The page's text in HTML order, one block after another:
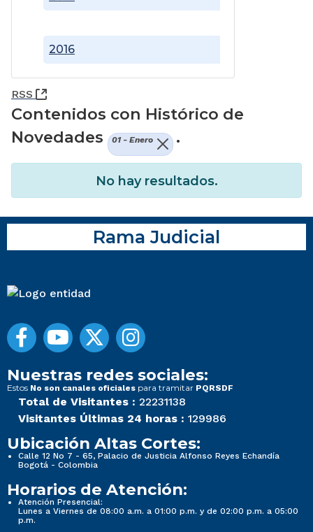
2016
RSS (Abre una nueva ventana)
Contenidos con Histórico de
Novedades
01 - Enero .
No hay resultados.
Rama Judicial
Nuestras redes sociales:
Estos No son canales oficiales para tramitar PQRSDF
Total de Visitantes : 22231138
Visitantes Últimas 24 horas : 129986
Ubicación Altas Cortes:
Calle 12 No 7 - 65, Palacio de Justicia Alfonso Reyes Echandía
Bogotá - Colombia
Horarios de Atención:
Atención Presencial:
Lunes a Viernes de 08:00 a.m. a 01:00 p.m. y de 02:00 p.m. a 05:00
p.m.